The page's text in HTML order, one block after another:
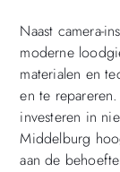
Naast camera-
moderne
materialen en
en te
investeren in
Middelburg
aan de